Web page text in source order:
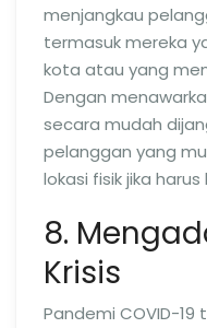
menjangkau
termasuk mereka
kota atau yang
Dengan
secara mudah
pelanggan yang
lokasi fisik jika
8.
Krisis
Pandemi COVID-